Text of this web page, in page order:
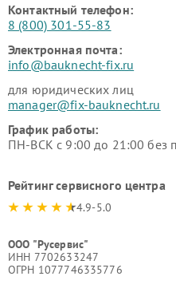
Контактный телефон:
8 (800) 301-55-83
Электронная почта:
info@bauknecht-fix.ru
для юридических лиц
manager@fix-bauknecht.ru
График работы:
ПН-ВСК с 9:00 до 21:00 без
Рейтинг сервисного центра
4.9-5.0
ООО "Русервис"
ИНН 7702633247
ОГРН 1077746335776